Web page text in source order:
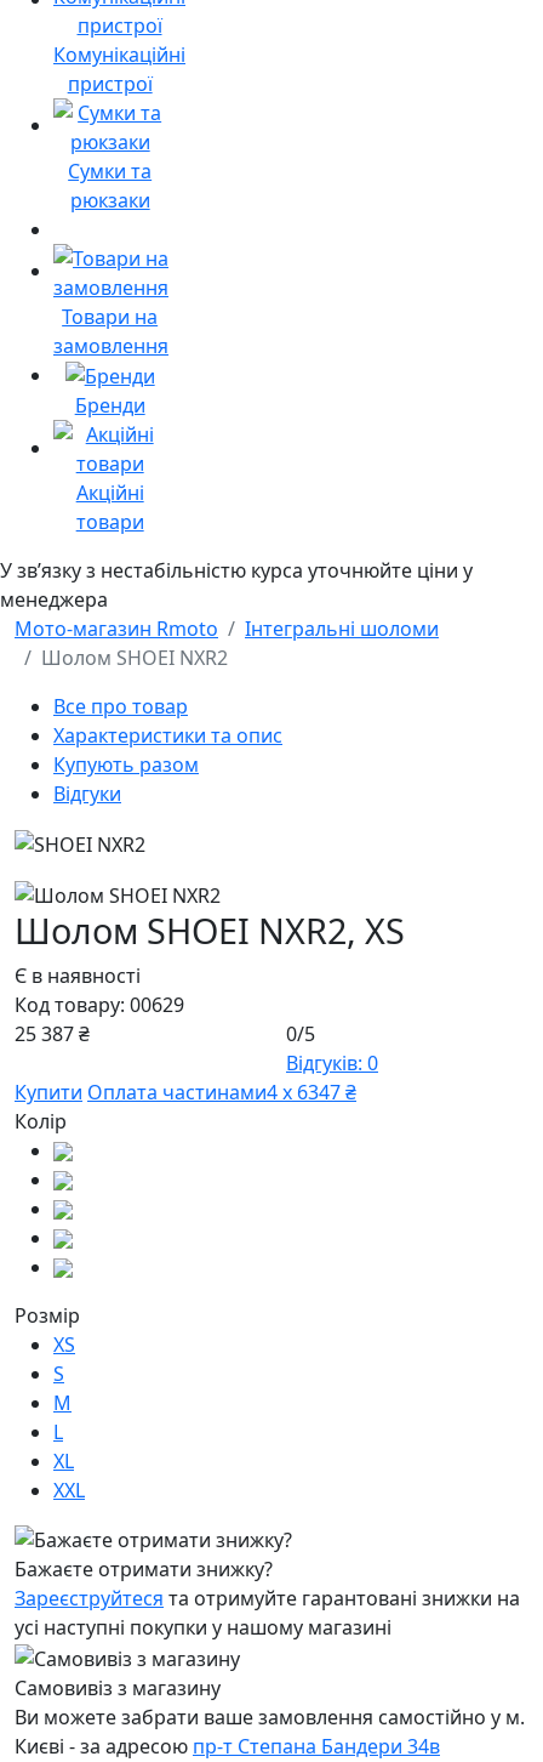
Комунікаційні
пристрої
Сумки та
рюкзаки
Товари на
замовлення
Бренди
Акційні
товари
У звʼязку з нестабільністю курса уточнюйте ціни у
менеджера
Мото-магазин Rmoto
Інтегральні шоломи
Шолом SHOEI NXR2
Все про товар
Характеристики та опис
Купують разом
Відгуки
Шолом SHOEI NXR2, XS
Є в наявності
Код товару: 00629
25 387 ₴
0/5
Відгуків: 0
Купити Оплата частинами4 х 6347 ₴
Колір
Розмір
XS
S
M
L
XL
XXL
Бажаєте отримати знижку?
Зареєструйтеся та отримуйте гарантовані знижки на
усі наступні покупки у нашому магазині
Самовивіз з магазину
Ви можете забрати ваше замовлення самостійно у м.
Києві - за адресою пр-т Степана Бандери 34в